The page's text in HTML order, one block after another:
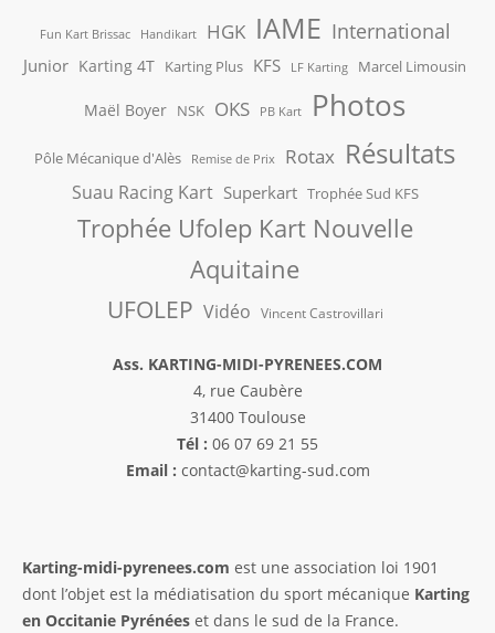
Fun Kart Brissac Handikart HGK IAME International
Junior Karting 4T Karting Plus KFS LF Karting Marcel Limousin
Maël Boyer NSK OKS PB Kart Photos
Pôle Mécanique d'Alès Remise de Prix Rotax Résultats
Suau Racing Kart Superkart Trophée Sud KFS
Trophée Ufolep Kart Nouvelle
Aquitaine
UFOLEP Vidéo Vincent Castrovillari
Ass. KARTING-MIDI-PYRENEES.COM
4, rue Caubère
31400 Toulouse
Tél : 06 07 69 21 55
Email : contact@karting-sud.com
Karting-midi-pyrenees.com est une association loi 1901
dont l’objet est la médiatisation du sport mécanique Karting
en Occitanie Pyrénées et dans le sud de la France.